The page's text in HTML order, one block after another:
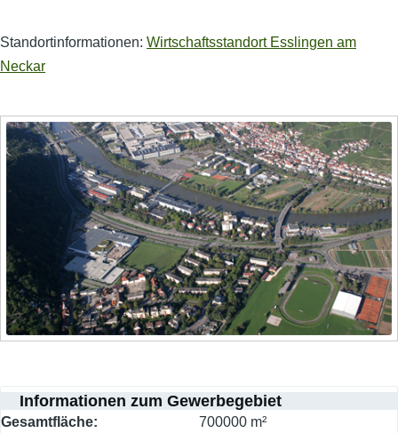
Standortinformationen: Wirtschaftsstandort Esslingen am
Neckar
Informationen zum Gewerbegebiet
Gesamtfläche 700000 m²